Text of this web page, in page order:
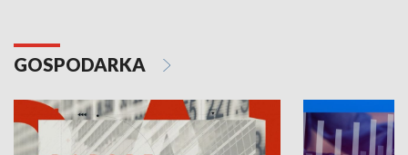
GOSPODARKA